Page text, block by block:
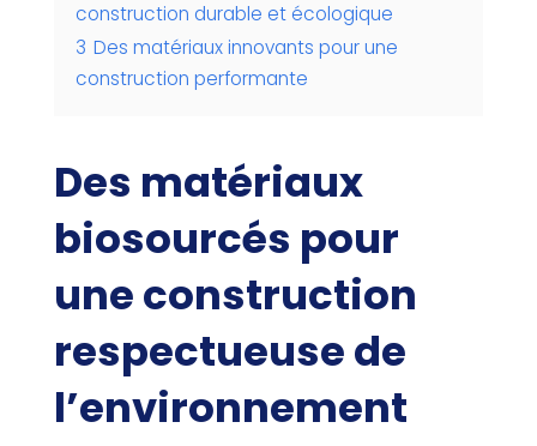
construction durable et écologique
3 Des matériaux innovants pour une
construction performante
Des matériaux
biosourcés pour
une construction
respectueuse de
l’environnement